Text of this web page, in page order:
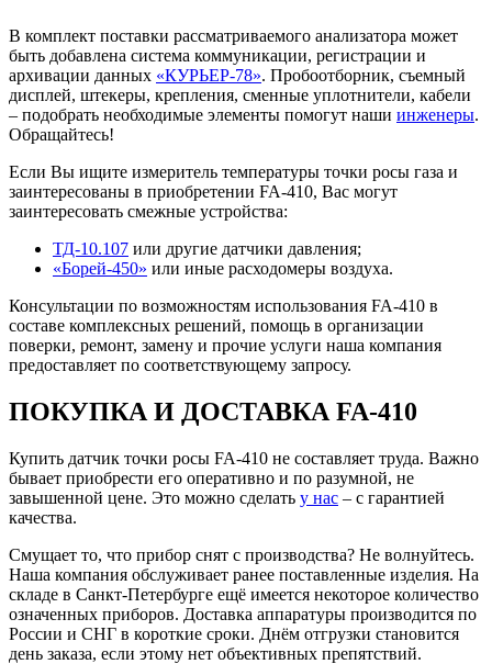
В комплект поставки рассматриваемого анализатора может
быть добавлена система коммуникации, регистрации и
архивации данных «КУРЬЕР-78». Пробоотборник, съемный
дисплей, штекеры, крепления, сменные уплотнители, кабели
– подобрать необходимые элементы помогут наши инженеры.
Обращайтесь!
Если Вы ищите измеритель температуры точки росы газа и
заинтересованы в приобретении FA-410, Вас могут
заинтересовать смежные устройства:
ТД-10.107 или другие датчики давления;
«Борей-450» или иные расходомеры воздуха.
Консультации по возможностям использования FA-410 в
составе комплексных решений, помощь в организации
поверки, ремонт, замену и прочие услуги наша компания
предоставляет по соответствующему запросу.
ПОКУПКА И ДОСТАВКА FA-410
Купить датчик точки росы FA-410 не составляет труда. Важно
бывает приобрести его оперативно и по разумной, не
завышенной цене. Это можно сделать у нас – с гарантией
качества.
Смущает то, что прибор снят с производства? Не волнуйтесь.
Наша компания обслуживает ранее поставленные изделия. На
складе в Санкт-Петербурге ещё имеется некоторое количество
означенных приборов. Доставка аппаратуры производится по
России и СНГ в короткие сроки. Днём отгрузки становится
день заказа, если этому нет объективных препятствий.